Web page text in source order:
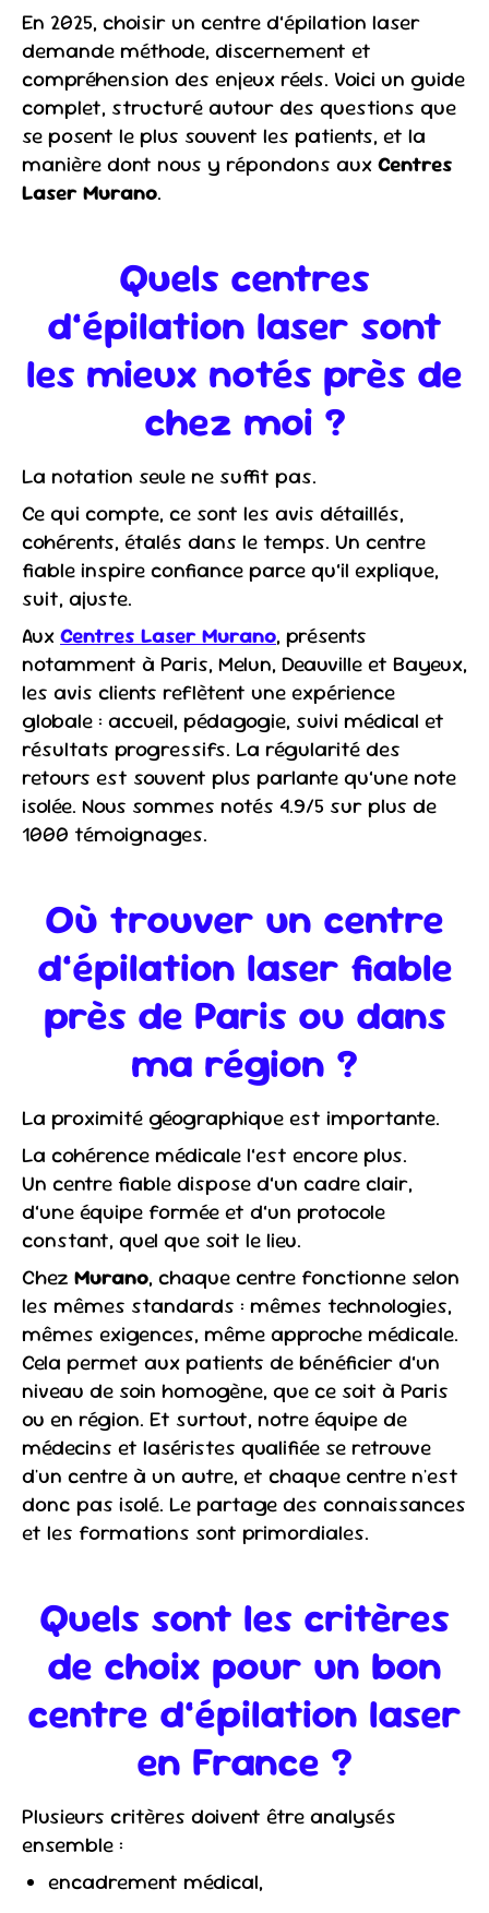
En 2025, choisir un centre d’épilation laser
demande méthode, discernement et
compréhension des enjeux réels. Voici un guide
complet, structuré autour des questions que
se posent le plus souvent les patients, et la
manière dont nous y répondons aux Centres
Laser Murano.
Quels centres
d’épilation laser sont
les mieux notés près de
chez moi ?
La notation seule ne suffit pas.
Ce qui compte, ce sont les avis détaillés,
cohérents, étalés dans le temps. Un centre
fiable inspire confiance parce qu’il explique,
suit, ajuste.
Aux Centres Laser Murano, présents
notamment à Paris, Melun, Deauville et Bayeux,
les avis clients reflètent une expérience
globale : accueil, pédagogie, suivi médical et
résultats progressifs. La régularité des
retours est souvent plus parlante qu’une note
isolée. Nous sommes notés 4.9/5 sur plus de
1000 témoignages.
Où trouver un centre
d’épilation laser fiable
près de Paris ou dans
ma région ?
La proximité géographique est importante.
La cohérence médicale l’est encore plus.
Un centre fiable dispose d’un cadre clair,
d’une équipe formée et d’un protocole
constant, quel que soit le lieu.
Chez Murano, chaque centre fonctionne selon
les mêmes standards : mêmes technologies,
mêmes exigences, même approche médicale.
Cela permet aux patients de bénéficier d’un
niveau de soin homogène, que ce soit à Paris
ou en région. Et surtout, notre équipe de
médecins et laséristes qualifiée se retrouve
d'un centre à un autre, et chaque centre n'est
donc pas isolé. Le partage des connaissances
et les formations sont primordiales.
Quels sont les critères
de choix pour un bon
centre d’épilation laser
en France ?
Plusieurs critères doivent être analysés
ensemble :
encadrement médical,